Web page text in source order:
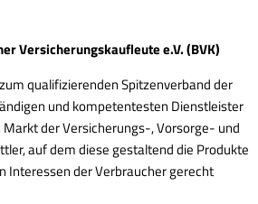
Versicherungskaufleute e.V. (BVK)
qualifizierenden Spitzenverband der
und kompetentesten Dienstleister
der Versicherungs-, Vorsorge- und
auf dem diese gestaltend die Produkte
Interessen der Verbraucher gerecht